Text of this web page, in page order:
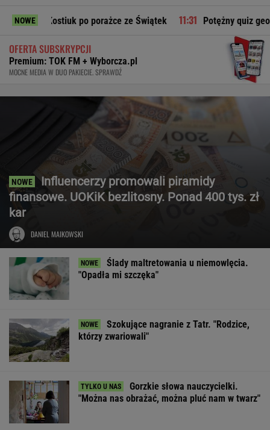
NOWE
po porażce ze Świątek Potężny quiz geograficzny dla
OFERTA SUBSKRYPCJI
Premium: TOK FM + Wyborcza.pl
MOCNE MEDIA W DUO PAKIECIE. SPRAWDŹ
Influencerzy promowali piramidy
finansowe. UOKiK bezlitosny. Ponad 400 tys. zł
kar
DANIEL MAIKOWSKI
Ślady maltretowania u niemowlęcia.
"Opadła mi szczęka"
Szokujące nagranie z Tatr. "Rodzice,
którzy zwariowali"
Gorzkie słowa nauczycielki.
"Można nas obrażać, można pluć nam w twarz"